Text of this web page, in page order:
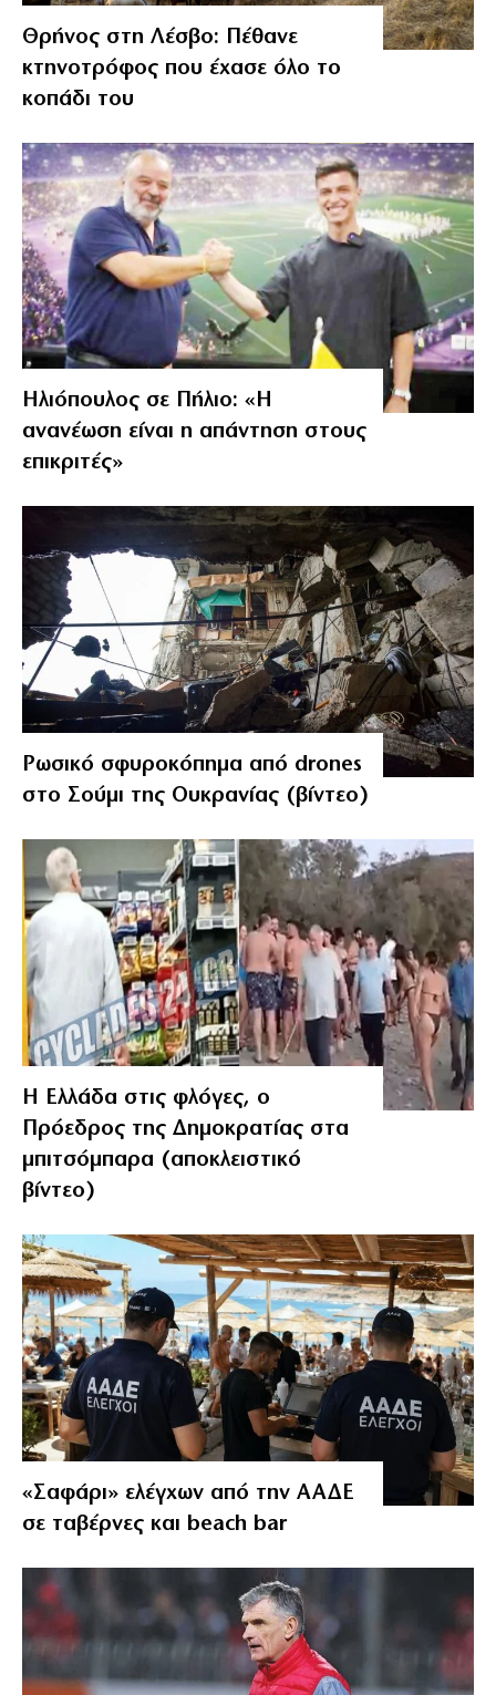
Θρήνος στη Λέσβο: Πέθανε
κτηνοτρόφος που έχασε όλο το
κοπάδι του
Ηλιόπουλος σε Πήλιο: «Η
ανανέωση είναι η απάντηση στους
επικριτές»
Ρωσικό σφυροκόπημα από drones
στο Σούμι της Ουκρανίας (βίντεο)
Η Ελλάδα στις φλόγες, ο
Πρόεδρος της Δημοκρατίας στα
μπιτσόμπαρα (αποκλειστικό
βίντεο)
«Σαφάρι» ελέγχων από την ΑΑΔΕ
σε ταβέρνες και beach bar